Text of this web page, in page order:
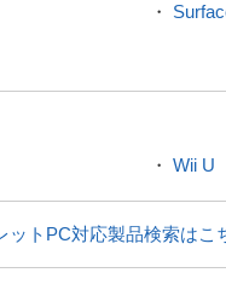
・
・ Wii U
ットPC対応製品検索はこ